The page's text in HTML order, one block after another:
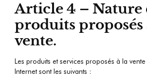
Article 4 – Nature
produits proposés
vente.
Les produits et services proposés à la
Internet sont les suivants :